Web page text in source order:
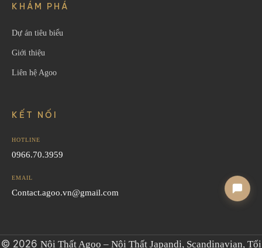
KHÁM PHÁ
Dự án tiêu biểu
Giới thiệu
Liên hệ Agoo
KẾT NỐI
HOTLINE
0966.70.3959
EMAIL
Contact.agoo.vn@gmail.com
© 2026 Nội Thất Agoo – Nội Thất Japandi, Scandinavian, Tối